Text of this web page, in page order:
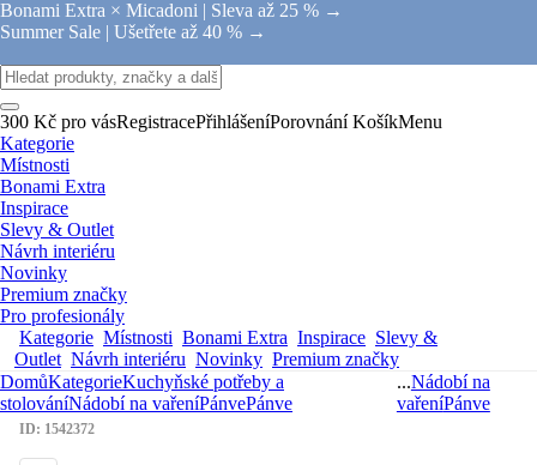
Bonami Extra × Micadoni | Sleva až 25 % →
Summer Sale | Ušetřete až 40 % →
300 Kč pro vásRegistracePřihlášeníPorovnání KošíkMenu
Kategorie
Místnosti
Bonami Extra
Inspirace
Slevy & Outlet
Návrh interiéru
Novinky
Premium značky
Pro profesionály
Kategorie Místnosti Bonami Extra Inspirace Slevy &
Outlet Návrh interiéru Novinky Premium značky
DomůKategorieKuchyňské potřeby a
stolováníNádobí na vařeníPánvePánve
...Nádobí na
vařeníPánve
ID: 1542372